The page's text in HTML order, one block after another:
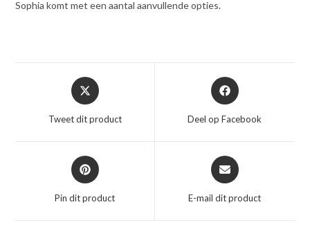
Sophia komt met een aantal aanvullende opties.
Opent
in
een
nieuw
Tweet dit product
Opent
in
een
nieuw
Deel op Facebook
Opent
in
een
nieuw
Pin dit product
Opent
in
een
nieuw
E-mail dit product